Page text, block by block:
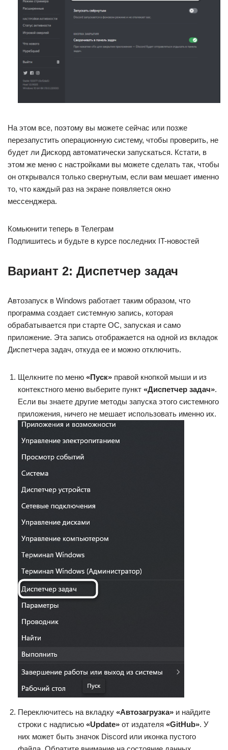
На этом все, поэтому вы можете сейчас или позже
перезапустить операционную систему, чтобы проверить, не
будет ли Дискорд автоматически запускаться. Кстати, в
этом же меню с настройками вы можете сделать так, чтобы
он открывался только свернутым, если вам мешает именно
то, что каждый раз на экране появляется окно
мессенджера.
Комьюнити теперь в Телеграм
Подпишитесь и будьте в курсе последних IT-новостей
Вариант 2: Диспетчер задач
Автозапуск в Windows работает таким образом, что
программа создает системную запись, которая
обрабатывается при старте ОС, запуская и само
приложение. Эта запись отображается на одной из вкладок
Диспетчера задач, откуда ее и можно отключить.
Щелкните по меню «Пуск» правой кнопкой мыши и из
контекстного меню выберите пункт «Диспетчер задач».
Если вы знаете другие методы запуска этого системного
приложения, ничего не мешает использовать именно их.
Переключитесь на вкладку «Автозагрузка» и найдите
строки с надписью «Update» от издателя «GitHub». У
них может быть значок Discord или иконка пустого